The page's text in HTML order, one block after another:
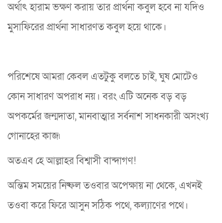
অর্থাৎ হারাম ভক্ষণ করায় তার প্রার্থনা কবুল হবে না যদিও
মুসাফিরের প্রার্থনা সাধারণত কবুল হয়ে থাকে।
পরিশেষে আমরা কেবল এতটুকু বলতে চাই, ঘুষ মোটেও
কোন সাধারণ অপরাধ নয়। বরং এটি অনেক বড় বড়
অপকর্মের জন্মদাতা, মানবাত্মার সর্বনাশ সাধনকারী অসংখ্য
গোনাহের কাজ৷
অতএব হে আল্লাহর বিশ্বাসী বান্দাগণ!
অন্তিম সময়ের নিষ্ফল তওবার অপেক্ষায় না থেকে, এখনই
তওবা করে ফিরে আসুন সঠিক পথে, কল্যাণের পথে।